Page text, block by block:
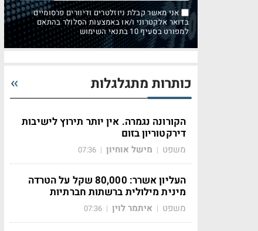
אני מאשר קבלת ניוזלטרים ודיוורים פרסומיים
בדואר אלקטרוני ו/או באמצעות הסלולר בהתאם
למפורט בסעיף 10 בתנאי השימוש
כותרות מתגלגלות
הקורונה נגמרה. אין יותר תירוץ לישיבות
דירקטוריון בזום
משפט | מישל אוחיון |
07:36
העליון אשרר: 80,000 שקל על הטרדה
מינית מילולית ברשתות חברתיות
משפט | איתמר לוין |
07:36